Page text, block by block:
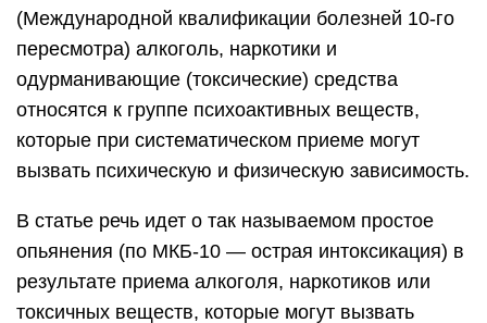
(Международной квалификации болезней 10-го
пересмотра) алкоголь, наркотики и
одурманивающие (токсические) средства
относятся к группе психоактивных веществ,
которые при систематическом приеме могут
вызвать психическую и физическую зависимость.
В статье речь идет о так называемом простое
опьянения (по МКБ-10 — острая интоксикация) в
результате приема алкоголя, наркотиков или
токсичных веществ, которые могут вызвать